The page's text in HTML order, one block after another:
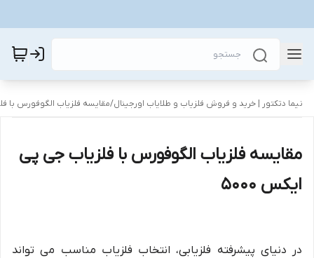
نیما دتکتور | خرید و فروش فلزیاب و طلایاب اورجینال/مقایسه فلزیاب الگوفورس با
مقایسه فلزیاب الگوفورس با فلزیاب جی پی
ایکس 5000
در دنیای پیشرفته فلزیابی، انتخاب فلزیاب مناسب می تواند